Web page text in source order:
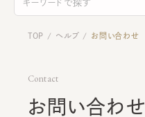
TOP / ヘルプ / お問い合わせ
Contact
お問い合わせ